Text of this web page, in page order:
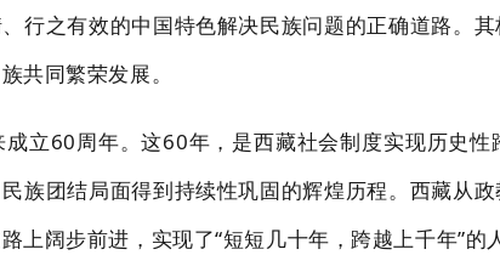
行之有效的中国特色解决民族问题的正确道路。
共同繁荣发展。
成立60周年。这60年，是西藏社会制度实现历史性
民族团结局面得到持续性巩固的辉煌历程。西藏从
上阔步前进，实现了“短短几十年，跨越上千年”的